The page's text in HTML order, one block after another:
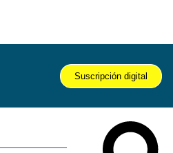
Suscripción digital